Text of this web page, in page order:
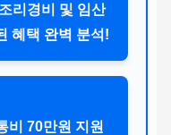
리경비 및 임산
혜택 완벽 분석!
비 70만원 지원